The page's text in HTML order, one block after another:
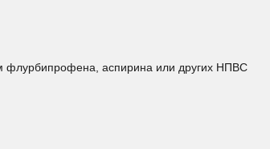
флурбипрофена, аспирина или других НПВС